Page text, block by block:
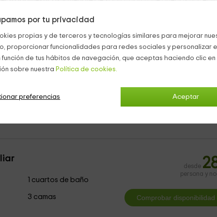
por tu privacidad
propias y de terceros y tecnologías similares para mejorar
proporcionar funcionalidades para redes sociales y personalizar
de tus hábitos de navegación, que aceptas haciendo clic
sobre nuestra Política de cookies.
Aceptar
preferencias
además desillonesque crean un espacio de relax
yrodeada de unas hamacaspara que podáis tomar el
1 cuartos de baño
3 camas
desde
persona y